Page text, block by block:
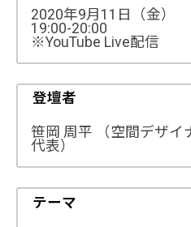
2020年9月11日（金）
19:00-20:00
※YouTube Live配信
登壇者
笹岡 周平 （空間デザイ
代表）
テーマ